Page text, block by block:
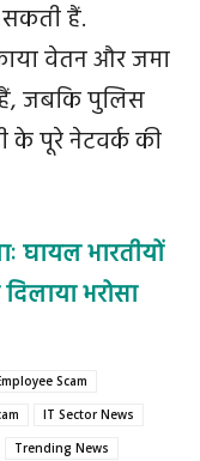
सकती हैं.
वेतन और जमा
हैं, जबकि पुलिस
के पूरे नेटवर्क की
घायल भारतीयों
भरोसा
Scam
IT Sector News
Trending News